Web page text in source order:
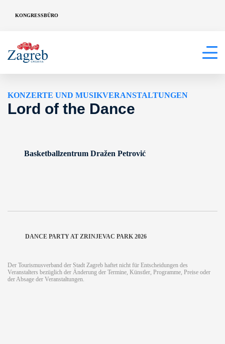
KONGRESSBÜRO
KONZERTE UND MUSIKVERANSTALTUNGEN
Lord of the Dance
Basketballzentrum Dražen Petrović
DANCE PARTY AT ZRINJEVAC PARK 2026
Der Tourismusverband der Stadt Zagreb haftet nicht für Entscheidungen des
Veranstalters bezüglich der Änderung der Termine, Künstler, Programme, Preise oder
der Absage der Veranstaltungen.